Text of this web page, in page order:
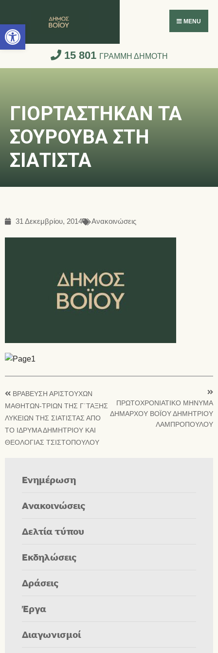
Ανοίξτε τη γραμμή εργαλείων
MENU
15 801 ΓΡΑΜΜΗ ΔΗΜΟΤΗ
ΓΙΟΡΤΑΣΤΗΚΑΝ ΤΑ
ΣΟΥΡΟΥΒΑ ΣΤΗ
ΣΙΑΤΙΣΤΑ
31 Δεκεμβρίου, 2014 Ανακοινώσεις
ΒΡΑΒΕΥΣΗ ΑΡΙΣΤΟΥΧΩΝ
ΜΑΘΗΤΩΝ-ΤΡΙΩΝ ΤΗΣ Γ΄ΤΑΞΗΣ
ΛΥΚΕΙΩΝ ΤΗΣ ΣΙΑΤΙΣΤΑΣ ΑΠΟ
ΤΟ ΙΔΡΥΜΑ ΔΗΜΗΤΡΙΟΥ ΚΑΙ
ΘΕΟΛΟΓΙΑΣ ΤΣΙΣΤΟΠΟΥΛΟΥ
ΠΡΩΤΟΧΡΟΝΙΑΤΙΚΟ ΜΗΝΥΜΑ
ΔΗΜΑΡΧΟΥ ΒΟΪΟΥ ΔΗΜΗΤΡΙΟΥ
ΛΑΜΠΡΟΠΟΥΛΟΥ
Ενημέρωση
Ανακοινώσεις
Δελτία τύπου
Εκδηλώσεις
Δράσεις
Έργα
Διαγωνισμοί